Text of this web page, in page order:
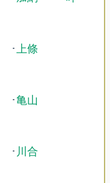
･ 上條
･亀山
･ 川合